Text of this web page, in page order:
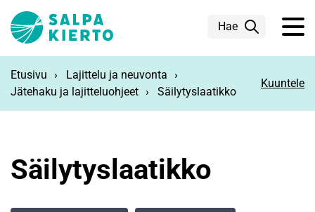
Hae
Etusivu
Lajittelu ja neuvonta
Jätehaku ja lajitteluohjeet
Säilytyslaatikko
Kuuntele
Säilytyslaatikko